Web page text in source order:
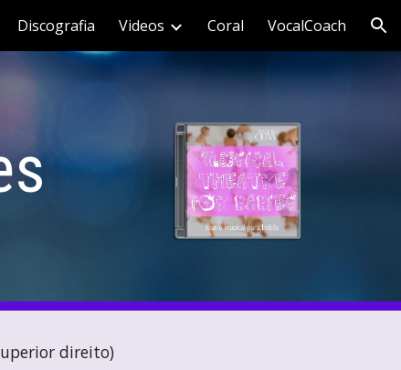
Discografia Videos Coral VocalCoach
direito)